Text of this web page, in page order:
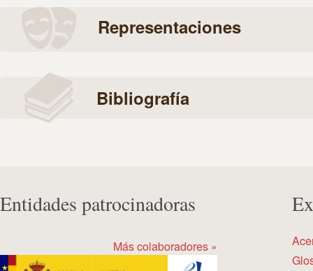
Representaciones
Bibliografía
Entidades patrocinadoras
Más colaboradores »